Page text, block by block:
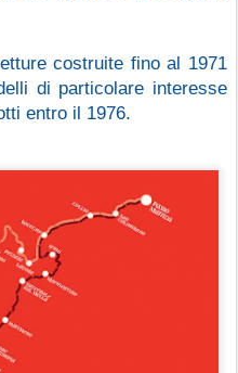
costruite fino al 1971
di particolare interesse
entro il 1976.